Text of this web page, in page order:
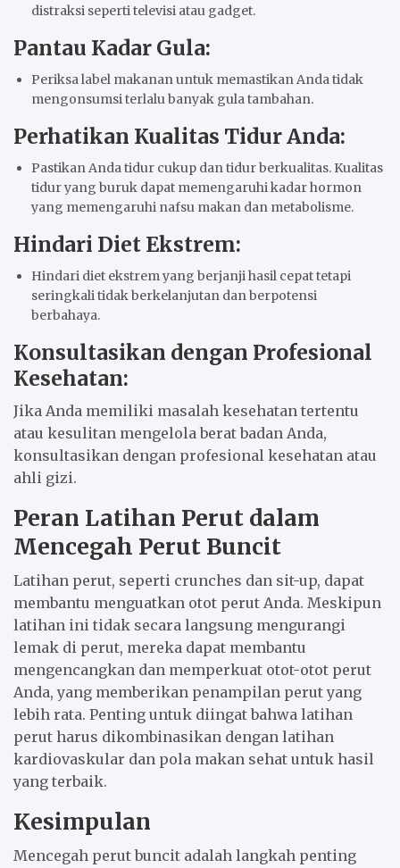
distraksi seperti televisi atau gadget.
Pantau Kadar Gula:
Periksa label makanan untuk memastikan Anda tidak
mengonsumsi terlalu banyak gula tambahan.
Perhatikan Kualitas Tidur Anda:
Pastikan Anda tidur cukup dan tidur berkualitas. Kualitas
tidur yang buruk dapat memengaruhi kadar hormon
yang memengaruhi nafsu makan dan metabolisme.
Hindari Diet Ekstrem:
Hindari diet ekstrem yang berjanji hasil cepat tetapi
seringkali tidak berkelanjutan dan berpotensi
berbahaya.
Konsultasikan dengan Profesional
Kesehatan:
Jika Anda memiliki masalah kesehatan tertentu
atau kesulitan mengelola berat badan Anda,
konsultasikan dengan profesional kesehatan atau
ahli gizi.
Peran Latihan Perut dalam
Mencegah Perut Buncit
Latihan perut, seperti crunches dan sit-up, dapat
membantu menguatkan otot perut Anda. Meskipun
latihan ini tidak secara langsung mengurangi
lemak di perut, mereka dapat membantu
mengencangkan dan memperkuat otot-otot perut
Anda, yang memberikan penampilan perut yang
lebih rata. Penting untuk diingat bahwa latihan
perut harus dikombinasikan dengan latihan
kardiovaskular dan pola makan sehat untuk hasil
yang terbaik.
Kesimpulan
Mencegah perut buncit adalah langkah penting